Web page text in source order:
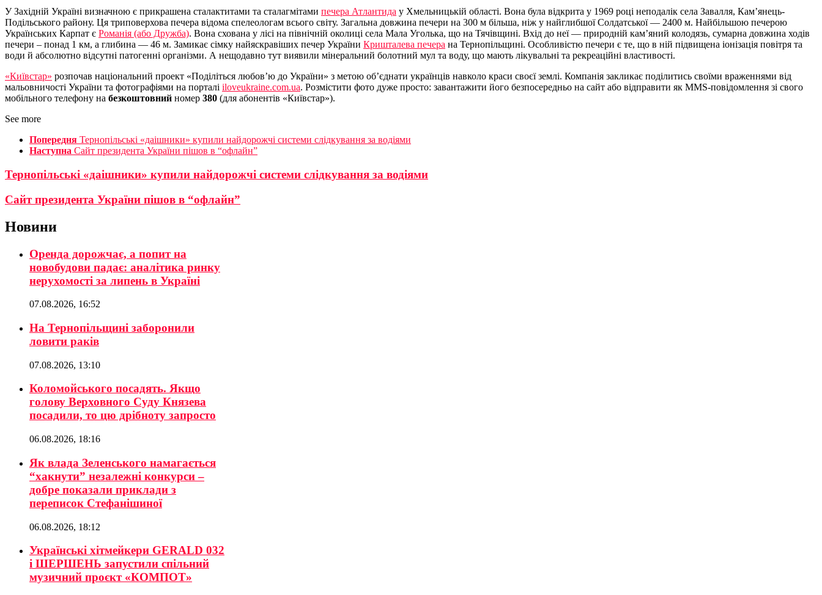
У Західній Україні визначною є прикрашена сталактитами та сталагмітами печера Атлантида у Хмельницькій області. Вона була відкрита у 1969 році неподалік села Завалля, Кам’янець-
Подільського району. Ця триповерхова печера відома спелеологам всього світу. Загальна довжина печери на 300 м більша, ніж у найглибшої Солдатської — 2400 м. Найбільшою печерою
Українських Карпат є Романія (або Дружба). Вона схована у лісі на північній околиці села Мала Уголька, що на Тячівщині. Вхід до неї — природній кам’яний колодязь, сумарна довжина ходів
печери – понад 1 км, а глибина — 46 м. Замикає сімку найяскравіших печер України Кришталева печера на Тернопільщині. Особливістю печери є те, що в ній підвищена іонізація повітря та
води й абсолютно відсутні патогенні організми. А нещодавно тут виявили мінеральний болотний мул та воду, що мають лікувальні та рекреаційні властивості.
«Київстар» розпочав національний проект «Поділіться любов’ю до України» з метою об’єднати українців навколо краси своєї землі. Компанія закликає поділитись своїми враженнями від
мальовничості України та фотографіями на порталі iloveukraine.com.ua. Розмістити фото дуже просто: завантажити його безпосередньо на сайт або відправити як MMS-повідомлення зі свого
мобільного телефону на безкоштовний номер 380 (для абонентів «Київстар»).
See more
Попередня Тернопільські «даішники» купили найдорожчі системи слідкування за водіями
Наступна Сайт президента України пішов в “офлайн”
Тернопільські «даішники» купили найдорожчі системи слідкування за водіями
Сайт президента України пішов в “офлайн”
Новини
Оренда дорожчає, а попит на
новобудови падає: аналітика ринку
нерухомості за липень в Україні
07.08.2026, 16:52
На Тернопільщині заборонили
ловити раків
07.08.2026, 13:10
Коломойського посадять. Якщо
голову Верховного Суду Князева
посадили, то цю дрібноту запросто
06.08.2026, 18:16
Як влада Зеленського намагається
“хакнути” незалежні конкурси –
добре показали приклади з
переписок Стефанішиної
06.08.2026, 18:12
Українські хітмейкери GERALD 032
і ШЕРШЕНЬ запустили спільний
музичний проєкт «КОМПОТ»